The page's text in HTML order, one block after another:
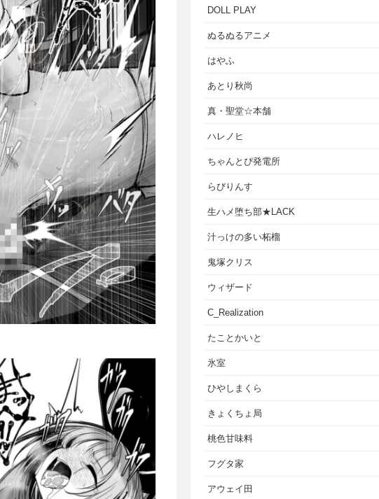
DOLL PLAY
ぬるぬるアニメ
はやふ
あとり秋尚
真・聖堂☆本舗
ハレノヒ
ちゃんとぴ発電所
らびりんす
生ハメ堕ち部★LACK
汁っけの多い柘榴
鬼塚クリス
ウィザード
C_Realization
たことかいと
氷室
ひやしまくら
きょくちょ局
桃色甘味料
フグタ家
アウェイ田